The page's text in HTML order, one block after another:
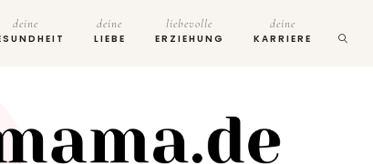
deine deine
LIEBE
liebevolle
ERZIEHUNG
deine
KARRIERE